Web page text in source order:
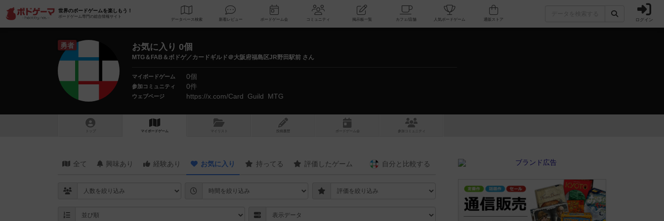
世界のボードゲームを楽しもう！
ボードゲーム専門の総合情報サイト
データベース 検索 新着レビュー ボードゲーム会 コミュニティ 掲示板一覧 カフェ/店舗 人気ボードゲーム ログイン
勇者 お気に入り 0個
MTG＆FAB＆ボドゲ／カードギルド＠大阪府福島区JR野田駅前 さん
マイボードゲーム 0個
参加コミュニティ 0件
ウェブページ https://x.com/Card_Guild_MTG
トップ マイボードゲーム マイリスト 投稿履歴 ボ ドゲ ーム コミュニティ
全て 興味あり 経験あり お気に入り 持ってる 評価したゲーム 自分と 比較する